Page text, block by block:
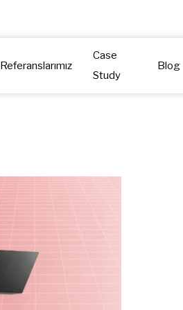
Referanslarımız
Case
Study
Blog